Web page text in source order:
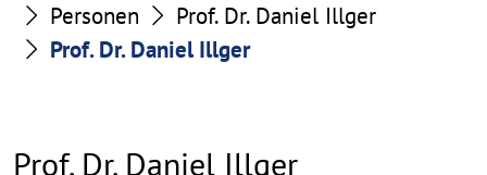
Personen
Prof. Dr. Daniel Illger
Prof. Dr. Daniel Illger
Prof. Dr. Daniel Illger